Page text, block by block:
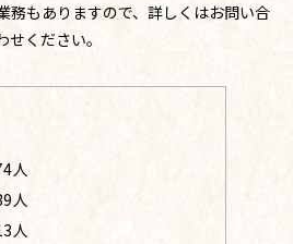
務もありますので、詳しくはお問い合
せください。
人
人
人